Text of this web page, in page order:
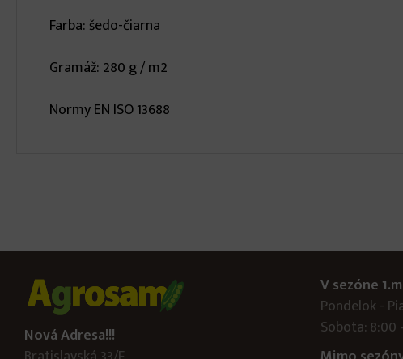
Farba: šedo-čiarna
Gramáž: 280 g / m2
Normy EN ISO 13688
Nová Adresa!!!
V sezóne
Pondelok -
Sobota: 8:00